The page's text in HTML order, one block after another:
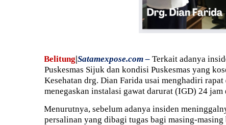
Belitung|Satamexpose.com –Terkait adanya
Puskesmas Sijuk dan kondisi Puskesmas yang
Kesehatan drg. Dian Farida usai menghadiri
menegaskan instalasi gawat darurat (IGD) 24
Menurutnya, sebelum adanya insiden
persalinan yang dibagi tugas bagi masing-masing